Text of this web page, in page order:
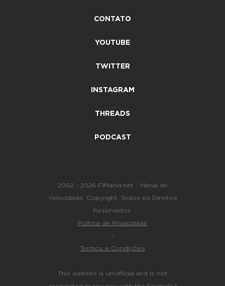
CONTATO
YOUTUBE
TWITTER
INSTAGRAM
THREADS
PODCAST
2002 - 2026 F1Mania.net - Mania de
Velocidade. Copyright. Todos os Direitos
Reservados.
Política de Privacidade
-
Termos e Condições
This website is unofficial and is not